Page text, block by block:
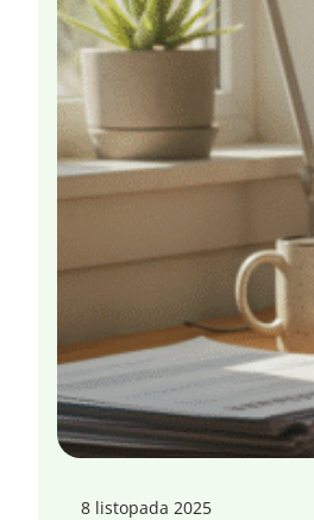
8 listopada 2025